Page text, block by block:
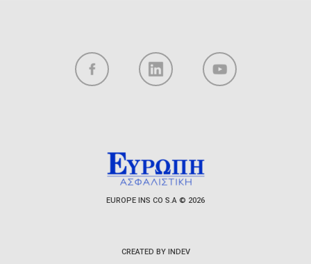
EUROPE INS CO S.A © 2026
CREATED BY INDEV